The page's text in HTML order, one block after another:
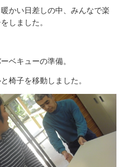
かい日差しの中、みんなで楽
しました。
ベキューの準備。
椅子を移動しました。